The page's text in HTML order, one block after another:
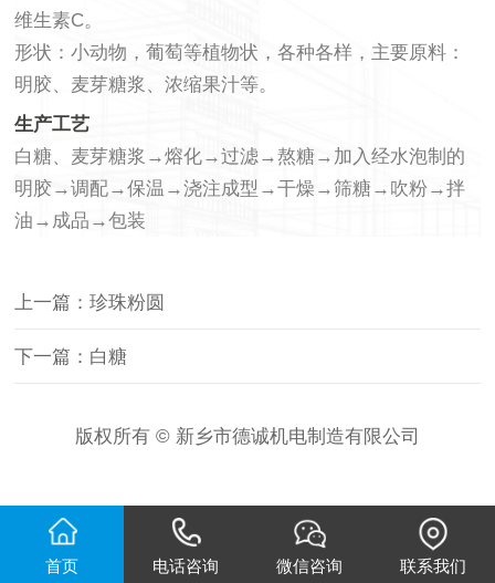
维生素C。
形状：小动物，葡萄等植物状，各种各样，主要原料：
明胶、麦芽糖浆、浓缩果汁等。
生产工艺
白糖、麦芽糖浆→熔化→过滤→熬糖→加入经水泡制的
明胶→调配→保温→浇注成型→干燥→筛糖→吹粉→拌
油→成品→包装
上一篇：珍珠粉圆
下一篇：白糖
版权所有 © 新乡市德诚机电制造有限公司
首页 电话咨询 微信咨询 联系我们